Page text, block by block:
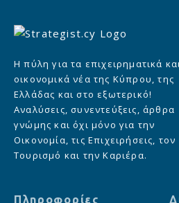
Η πύλη για τα επιχειρηματικά
οικονομικά νέα της Κύπρου, της
Ελλάδας και στο εξωτερικό!
Αναλύσεις, συνεντεύξεις, άρθρα
γνώμης και όχι μόνο για την
Οικονομία, τις Επιχειρήσεις, τον
Τουρισμό και την Καριέρα.
Πληροφορίες